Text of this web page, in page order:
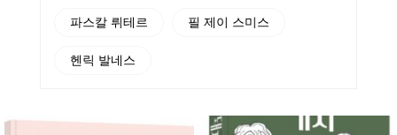
파스칼 뤼테르 필 제이 스미스
헨릭 발네스